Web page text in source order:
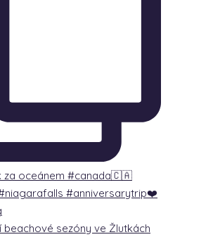
beachové sezóny ve Žlutkách